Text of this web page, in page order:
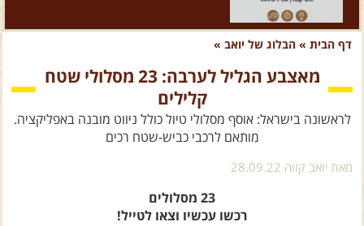
הדרכותנהיגה
המדריכיםשלנו
חנותשבילים
הירשמו לניוזלטר שבילים
הבלוג של יואב קווה
פודקאסט ג'יפאות
דף הבית »הבלוג של יואב »
קלילים
לראשונה בישראל: אוסף מסלולי טיול כולל ניווט מובנה באפליקציה.
מותאם לרכבי כביש-שטח רכים
רכשו עכשיו וצאו לטייל!